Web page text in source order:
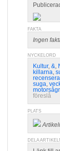
FAKTA
Ingen
NYCKELORD
Kultur, &,
killarna,
recensera
suga,
föreslå
PLATS
DELA